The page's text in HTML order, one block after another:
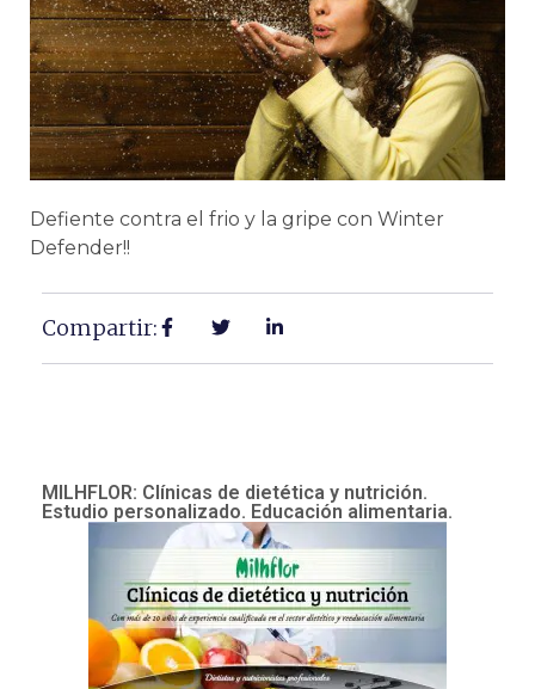
Defiente contra el frio y la gripe con Winter
Defender!!
Compartir:
MILHFLOR: Clínicas de dietética y nutrición.
Estudio personalizado. Educación alimentaria.